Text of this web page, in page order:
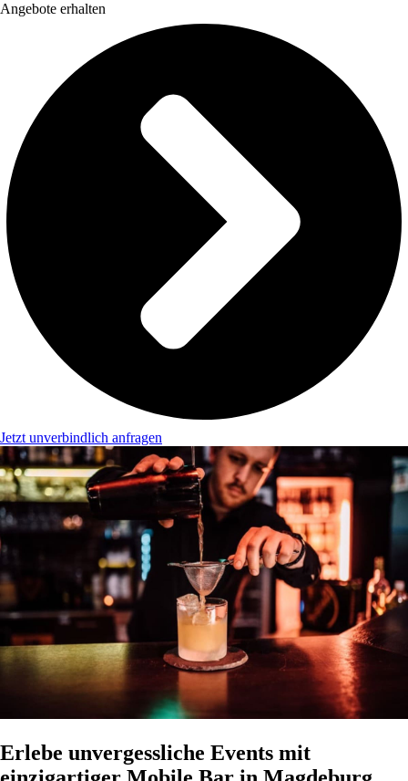
Angebote erhalten
Jetzt unverbindlich anfragen
Erlebe unvergessliche Events mit